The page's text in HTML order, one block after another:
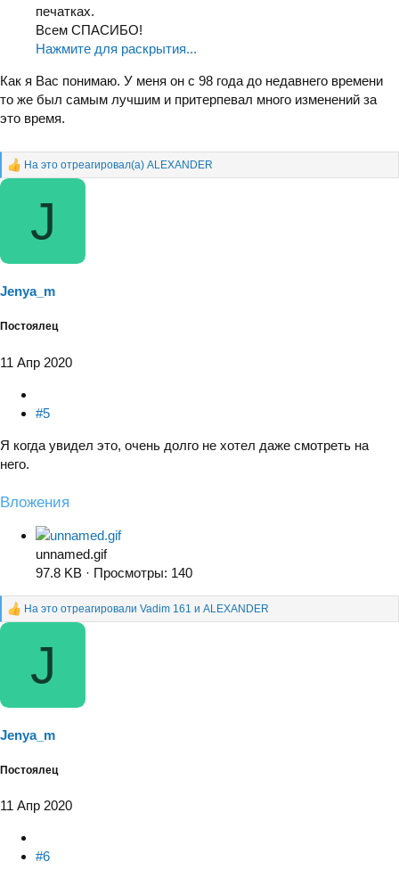
печатках.
Всем СПАСИБО!
Нажмите для раскрытия...
Как я Вас понимаю. У меня он с 98 года до недавнего времени
то же был самым лучшим и притерпевал много изменений за
это время.
Р
На это отреагировал(а) ALEXANDER
J
Jenya_m
Постоялец
11 Апр 2020
#5
Я когда увидел это, очень долго не хотел даже смотреть на
него.
Вложения
unnamed.gif
97.8 KB · Просмотры: 140
Р
На это отреагировали Vadim 161 и ALEXANDER
J
Jenya_m
Постоялец
11 Апр 2020
#6